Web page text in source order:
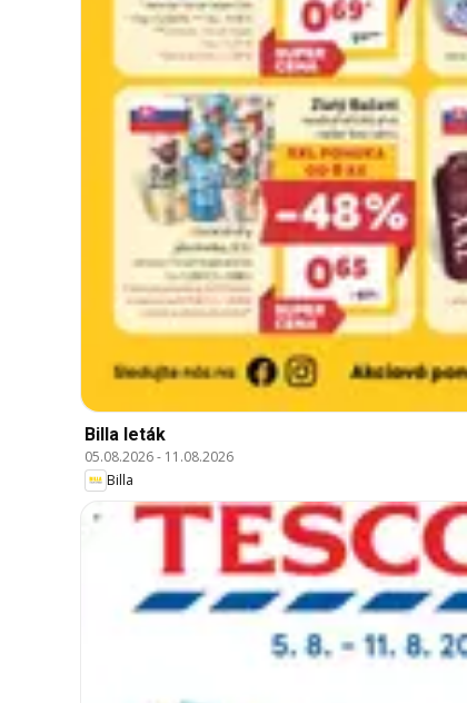
Billa leták
05.08.2026- 11.08.2026
Billa